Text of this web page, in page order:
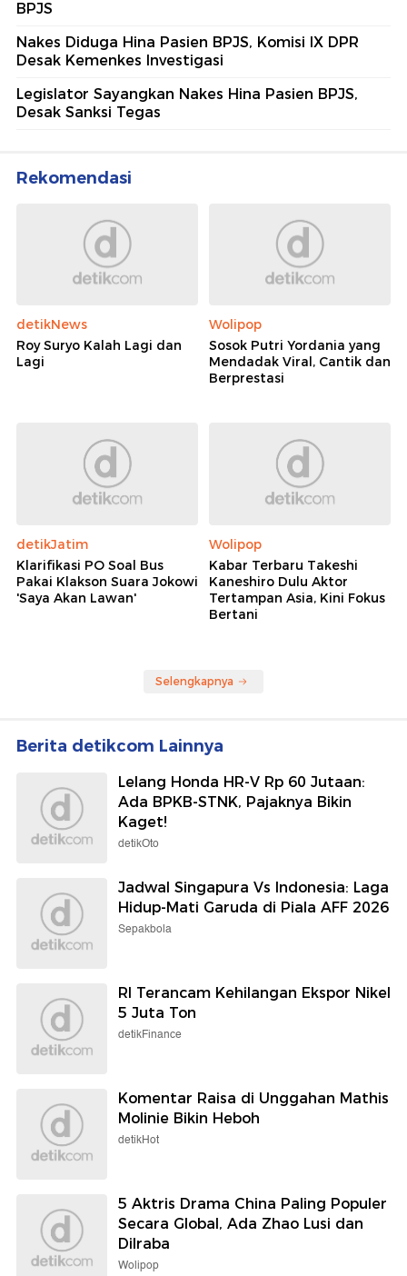
BPJS
Nakes Diduga Hina Pasien BPJS, Komisi IX DPR
Desak Kemenkes Investigasi
Legislator Sayangkan Nakes Hina Pasien BPJS,
Desak Sanksi Tegas
Rekomendasi
detikNews
Roy Suryo Kalah Lagi dan
Lagi
Wolipop
Sosok Putri Yordania yang
Mendadak Viral, Cantik dan
Berprestasi
detikJatim
Klarifikasi PO Soal Bus
Pakai Klakson Suara Jokowi
'Saya Akan Lawan'
Wolipop
Kabar Terbaru Takeshi
Kaneshiro Dulu Aktor
Tertampan Asia, Kini Fokus
Bertani
Selengkapnya
Berita detikcom Lainnya
Lelang Honda HR-V Rp 60 Jutaan:
Ada BPKB-STNK, Pajaknya Bikin
Kaget!
detikOto
Jadwal Singapura Vs Indonesia: Laga
Hidup-Mati Garuda di Piala AFF 2026
Sepakbola
RI Terancam Kehilangan Ekspor Nikel
5 Juta Ton
detikFinance
Komentar Raisa di Unggahan Mathis
Molinie Bikin Heboh
detikHot
5 Aktris Drama China Paling Populer
Secara Global, Ada Zhao Lusi dan
Dilraba
Wolipop